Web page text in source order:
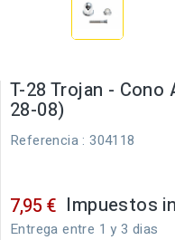
T-28 Trojan - Cono
28-08)
Referencia : 304118
7,95 € Impuestos
Entrega entre 1 y 3 dias